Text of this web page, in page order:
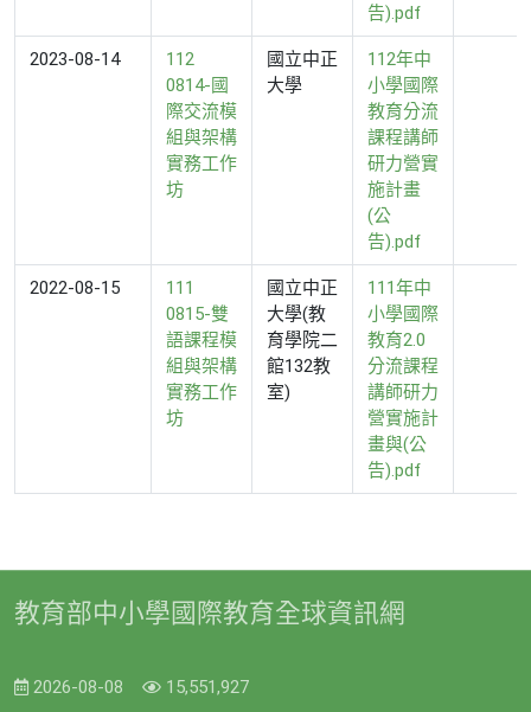
告).pdf
2023-08-14
112
0814-國
際交流模
組與架構
實務工作
坊
國立中正
大學
112年中
小學國際
教育分流
課程講師
研力營實
施計畫
(公
告).pdf
2022-08-15
111
0815-雙
語課程模
組與架構
實務工作
坊
國立中正
大學(教
育學院二
館132教
室)
111年中
小學國際
教育2.0
分流課程
講師研力
營實施計
畫與(公
告).pdf
教育部中小學國際教育全球資訊網
2026-08-08 15,551,927